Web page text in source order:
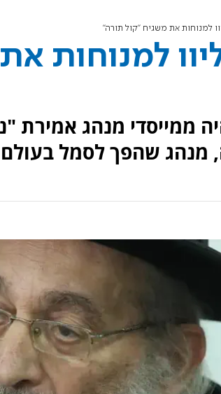
למנוחות את משגיח "קול תורה"
למנוחות
ממייסדי מנהג אמירת
מנהג שהפך לסמל בעולם